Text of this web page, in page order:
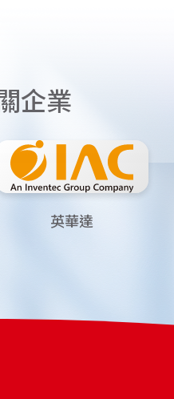
企業
英華達